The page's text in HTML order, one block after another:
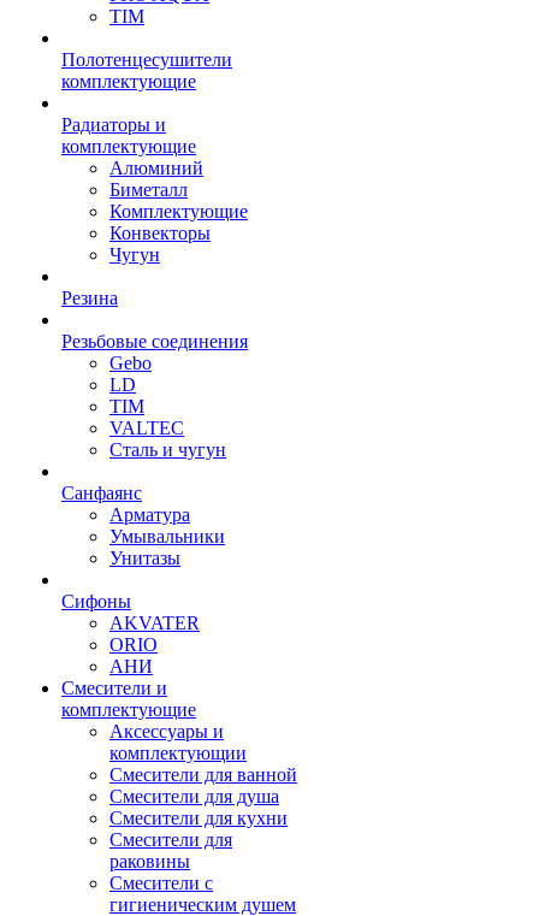
TIM
Полотенцесушители
комплектующие
Радиаторы и
комплектующие
Алюминий
Биметалл
Комплектующие
Конвекторы
Чугун
Резина
Резьбовые соединения
Gebo
LD
TIM
VALTEC
Сталь и чугун
Санфаянс
Арматура
Умывальники
Унитазы
Сифоны
AKVATER
ORIO
АНИ
Смесители и
комплектующие
Аксессуары и
комплектующии
Смесители для ванной
Смесители для душа
Смесители для кухни
Смесители для
раковины
Смесители с
гигиеническим душем